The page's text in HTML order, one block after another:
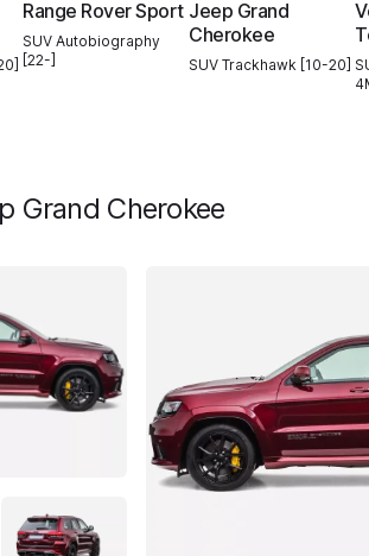
Range Rover Sport
SUV Autobiography
[22-]
Jeep Grand
Cherokee
SUV Trackhawk [10-20]
Grand Cherokee